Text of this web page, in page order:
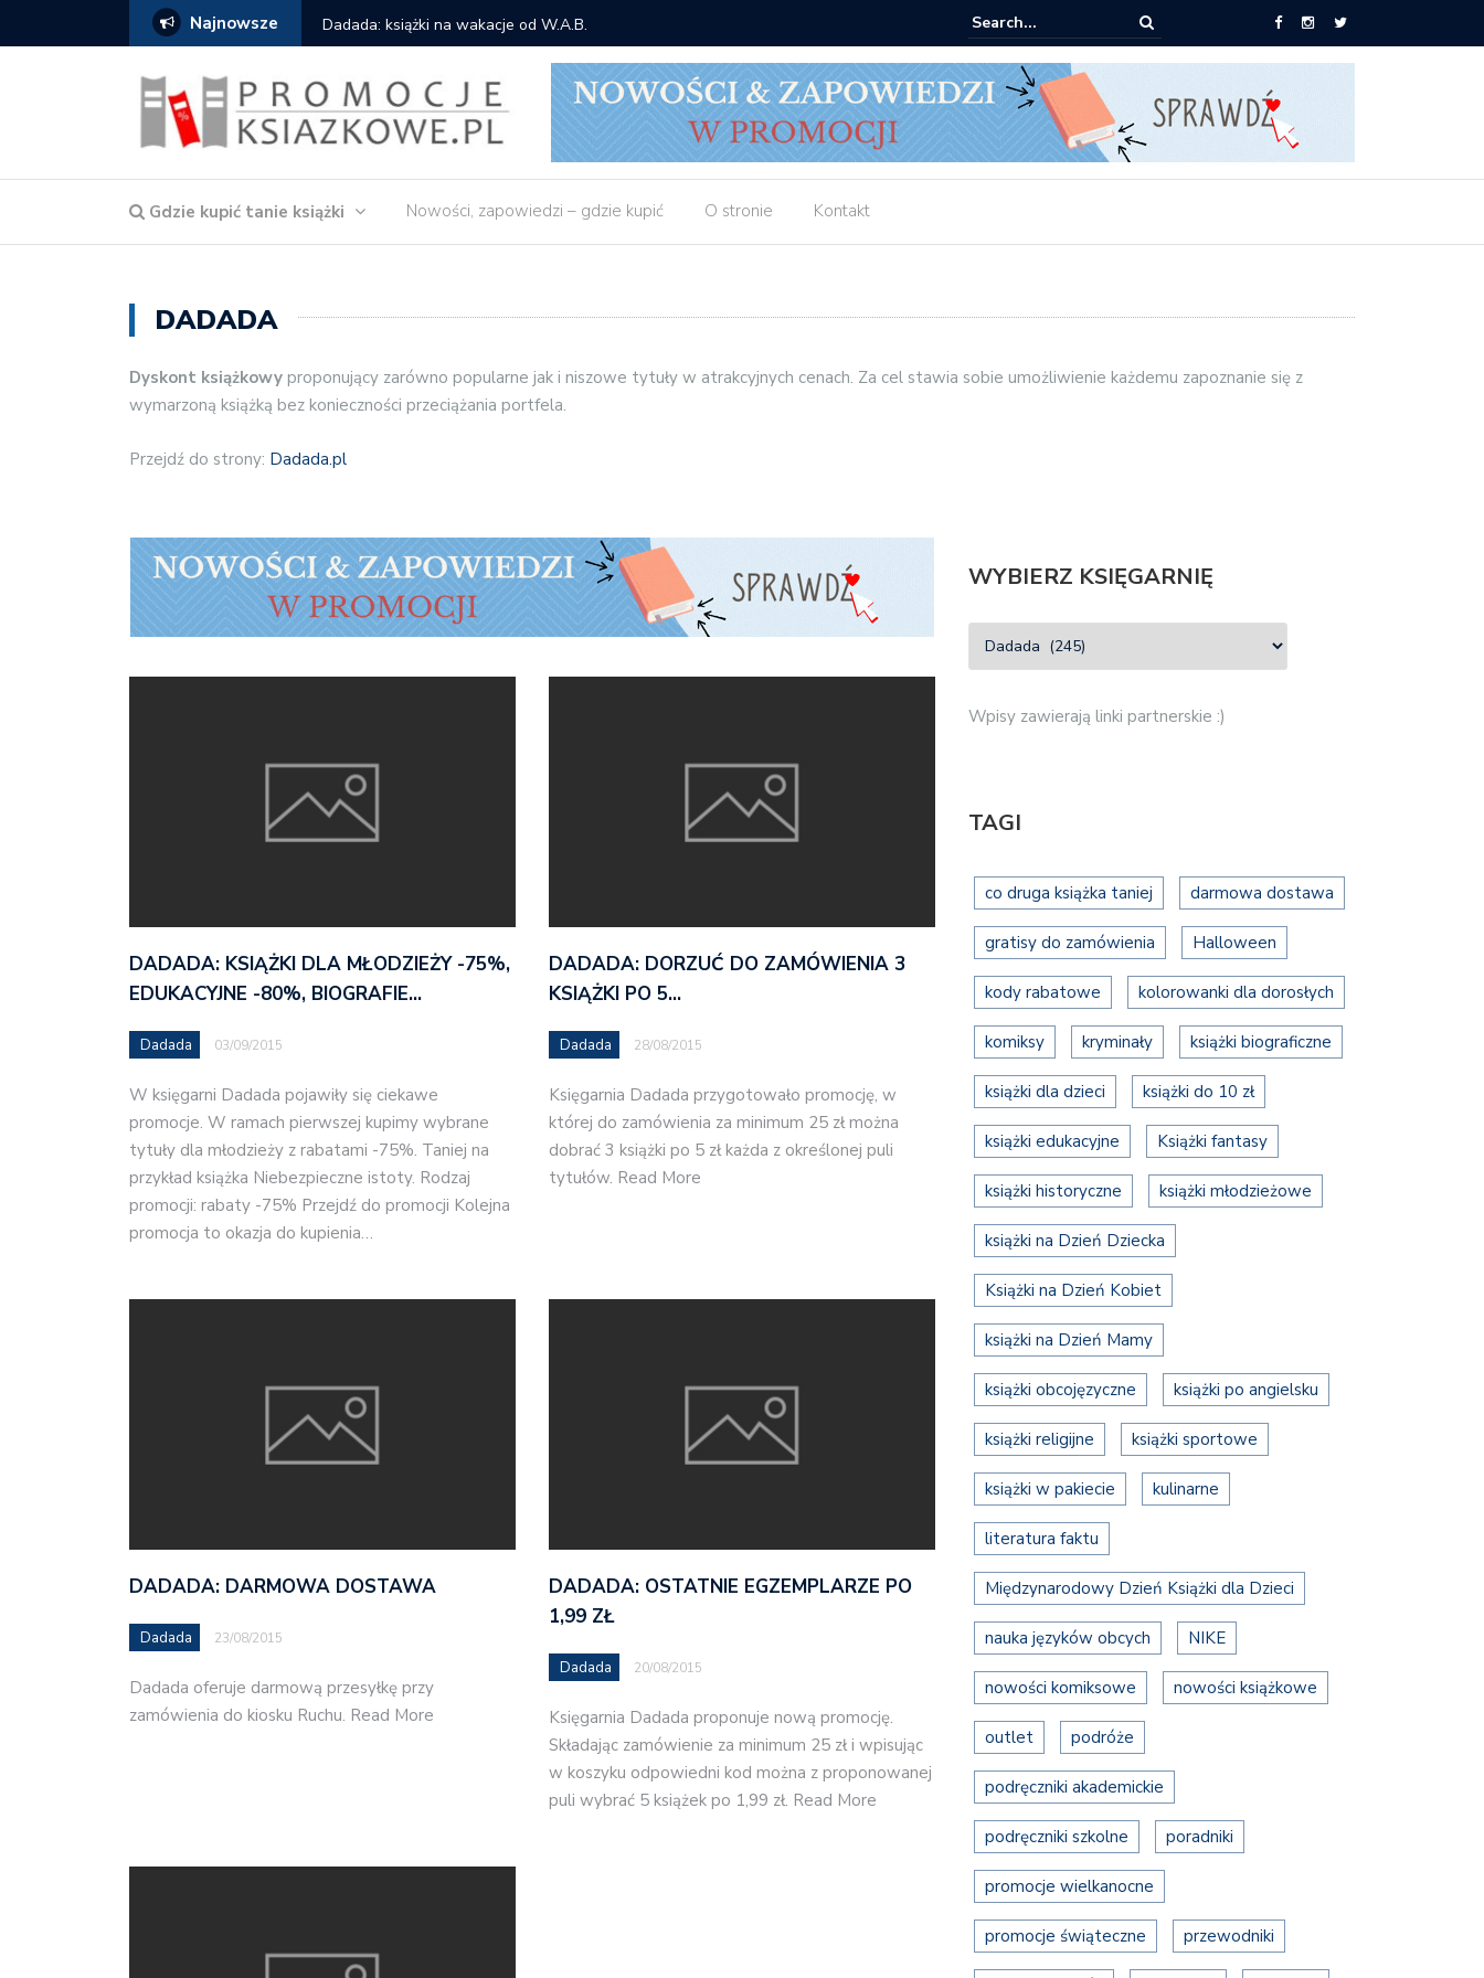
Najnowsze Dadada: książki na wakacje od W.A.B. Gdzie kupić: Mieczysław Gorzka – Copycat
Gdzie kupić tanie książki Nowości, zapowiedzi – gdzie kupić O stronie Kontakt
DADADA
Dyskont książkowy proponujący zarówno popularne jak i niszowe tytuły w atrakcyjnych cenach. Za cel stawia sobie umożliwienie każdemu zapoznanie się z
wymarzoną książką bez konieczności przeciążania portfela.
Przejdź do strony: Dadada.pl
DADADA: KSIĄŻKI DLA MŁODZIEŻY -75%,
EDUKACYJNE -80%, BIOGRAFIE…
Dadada 03/09/2015
W księgarni Dadada pojawiły się ciekawe
promocje. W ramach pierwszej kupimy wybrane
tytuły dla młodzieży z rabatami -75%. Taniej na
przykład książka Niebezpieczne istoty. Rodzaj
promocji: rabaty -75% Przejdź do promocji Kolejna
promocja to okazja do kupienia…
DADADA: DORZUĆ DO ZAMÓWIENIA 3
KSIĄŻKI PO 5…
Dadada 28/08/2015
Księgarnia Dadada przygotowało promocję, w
której do zamówienia za minimum 25 zł można
dobrać 3 książki po 5 zł każda z określonej puli
tytułów. Read More
DADADA: DARMOWA DOSTAWA
Dadada 23/08/2015
Dadada oferuje darmową przesyłkę przy
zamówienia do kiosku Ruchu. Read More
DADADA: OSTATNIE EGZEMPLARZE PO
1,99 ZŁ
Dadada 20/08/2015
Księgarnia Dadada proponuje nową promocję.
Składając zamówienie za minimum 25 zł i wpisując
w koszyku odpowiedni kod można z proponowanej
puli wybrać 5 książek po 1,99 zł. Read More
WYBIERZ KSIĘGARNIĘ
Wpisy zawierają linki partnerskie :)
TAGI
co druga książka taniej darmowa dostawa
gratisy do zamówienia Halloween
kody rabatowe kolorowanki dla dorosłych
komiksy kryminały książki biograficzne
książki dla dzieci książki do 10 zł
książki edukacyjne Książki fantasy
książki historyczne książki młodzieżowe
książki na Dzień Dziecka
Książki na Dzień Kobiet
książki na Dzień Mamy
książki obcojęzyczne książki po angielsku
książki religijne książki sportowe
książki w pakiecie kulinarne
literatura faktu
Międzynarodowy Dzień Książki dla Dzieci
nauka języków obcych NIKE
nowości komiksowe nowości książkowe
outlet podróże
podręczniki akademickie
podręczniki szkolne poradniki
promocje wielkanocne
promocje świąteczne przewodniki